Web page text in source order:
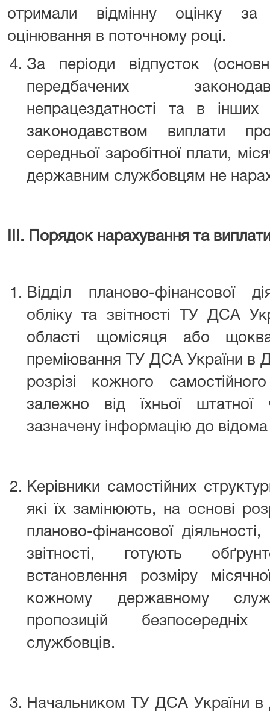
отримали відмінну оцінку за
оцінювання в поточному році.
За періоди відпусток
передбачених
непрацездатності та в інших
законодавством виплати
середньої заробітної плати,
державним службовцям не
ІІІ. Порядок нарахування та
Відділ планово-фінансової
обліку та звітності ТУ ДСА
області щомісяця або
преміювання ТУ ДСА України в
розрізі кожного
залежно від їхньої штатної
зазначену інформацію до відома
Керівники самостійних
які їх замінюють, на основі
планово-фінансової
звітності, готують
встановлення розміру
кожному державному
пропозицій
службовців.
Начальником ТУ ДСА України в